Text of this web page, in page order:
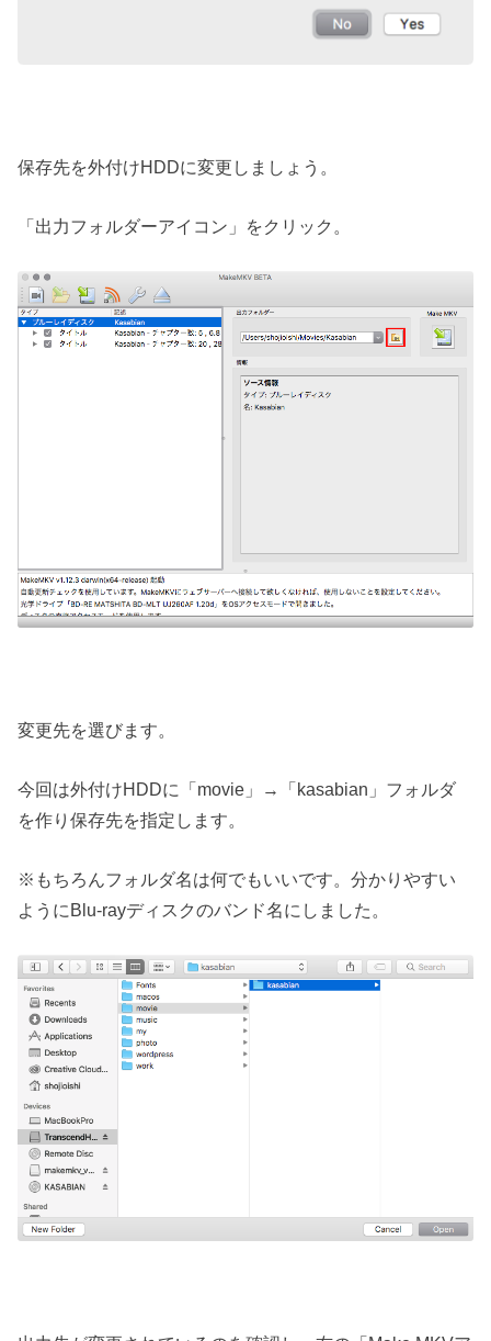
保存先を外付けHDDに変更しましょう。
「出力フォルダーアイコン」をクリック。
変更先を選びます。
今回は外付けHDDに「movie」→「kasabian」フォルダ
を作り保存先を指定します。
※もちろんフォルダ名は何でもいいです。分かりやすい
ようにBlu-rayディスクのバンド名にしました。